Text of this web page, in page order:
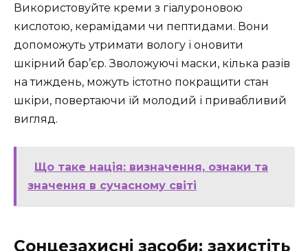
Використовуйте креми з гіалуроновою
кислотою, керамідами чи пептидами. Вони
допоможуть утримати вологу і оновити
шкірний бар’єр. Зволожуючі маски, кілька разів
на тиждень, можуть істотно покращити стан
шкіри, повертаючи їй молодий і привабливий
вигляд.
Що таке нація: визначення, ознаки та
значення в сучасному світі
Сонцезахисні засоби: захистіть